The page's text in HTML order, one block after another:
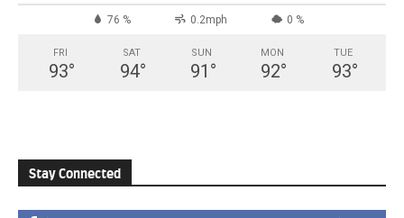
76 % 0.2mph 0 %
FRI
93°
SAT
94°
SUN
91 °
MON
92°
TUE
93°
Stay Connected